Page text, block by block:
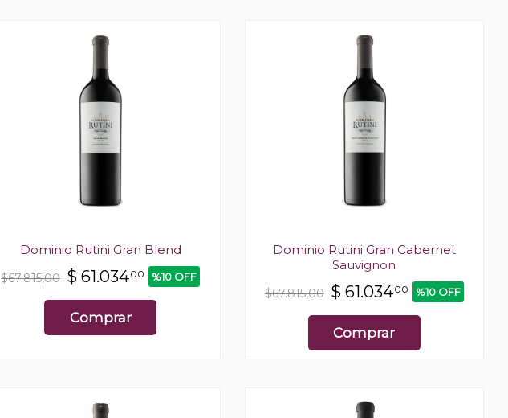
Dominio Rutini Gran Blend
$67.815,00 $61.03400 %10 OFF
Comprar
Dominio Rutini Gran Cabernet
Sauvignon
$67.815,00 $ 61.03400 %10 OFF
Comprar